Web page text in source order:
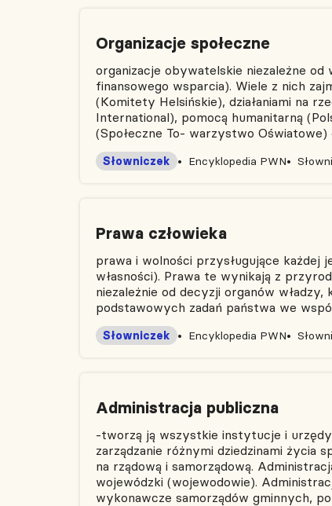
Organizacje społeczne
organizacje obywatelskie niezależne
finansowego wsparcia). Wiele z nich
(Komitety Helsińskie), działaniami na
International), pomocą humanitarną
(Społeczne To- warzystwo
Encyklopedia PWN
Słowniczek
Prawa człowieka
prawa i wolności przysługujące każdej
własności). Prawa te wynikają z
niezależnie od decyzji organów
podstawowych zadań państwa we
Encyklopedia PWN
Słowniczek
Administracja publiczna
-tworzą ją wszystkie instytucje i
zarządzanie różnymi dziedzinami życia
na rządową i samorządową.
wojewódzki (wojewodowie).
wykonawcze samorządów gminnych,